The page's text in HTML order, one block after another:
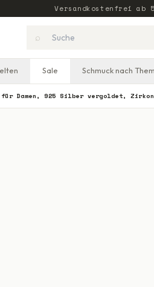
Versandkostenfrei ab
⌕
Sale Schmuck nach
Damen, 925 Silber vergoldet,